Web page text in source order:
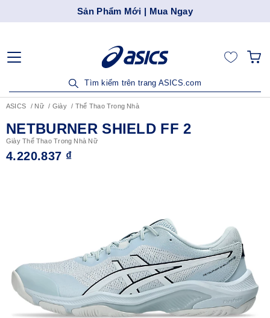
Sản Phẩm Mới | Mua Ngay
Tìm kiếm trên trang ASICS.com
ASICS Nữ Giày Thể Thao Trong Nhà
NETBURNER SHIELD FF 2
Giày Thể Thao Trong Nhà Nữ
4.220.837 ₫